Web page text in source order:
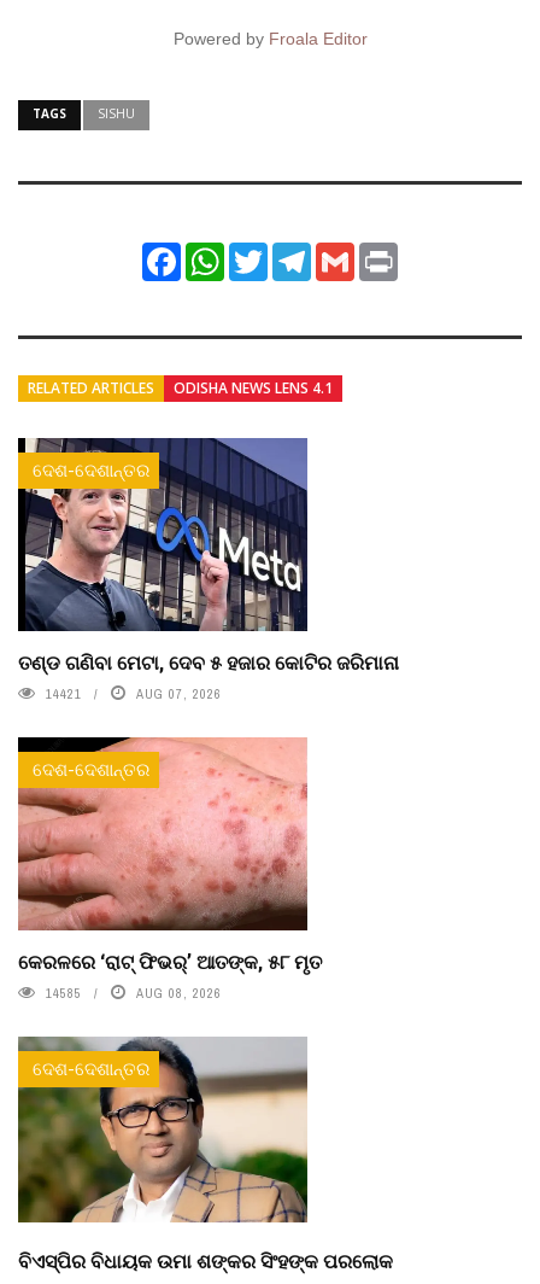
Powered by Froala Editor
TAGS SISHU
FacebookWhatsApp
TwitterTelegram
Gmail
RELATED ARTICLES ODISHA NEWS LENS 4.1
ଦେଶ-ଦେଶାନ୍ତର
ତଣ୍ଡ ଗଣିବା ମେଟା, ଦେବ ୫ ହଜାର କୋଟିର ଜରିମାନା
14421 AUG 07, 2026
ଦେଶ-ଦେଶାନ୍ତର
କେରଳରେ ‘ରାଟ୍ ଫିଭର୍’ ଆତଙ୍କ, ୫୮ ମୃତ
14585 AUG 08, 2026
ଦେଶ-ଦେଶାନ୍ତର
ବିଏସ୍‌ପିର ବିଧାୟକ ଉମା ଶଙ୍କର ସିଂହଙ୍କ ପରଲୋକ